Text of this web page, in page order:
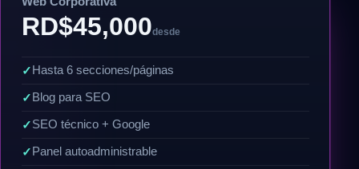
RD$45,000desde
Hasta 6 secciones/páginas
Blog para SEO
SEO técnico + Google
Panel autoadministrable